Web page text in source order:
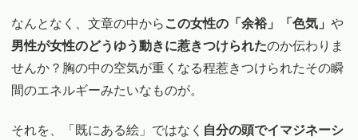
なんとなく、文章の中から この女性の「余裕」「色気」 や
男性が女性のどうゆう動きに惹きつけられたのか伝わりま
せんか？胸の中の空気が重くなる程惹きつけられたその瞬
間のエネルギーみたいなものが。
それを、「既にある絵」ではなく 自分の頭でイマジネーシ